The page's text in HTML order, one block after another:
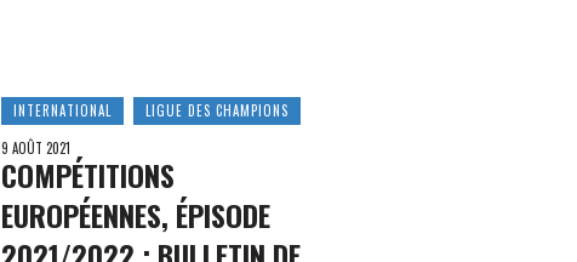
INTERNATIONAL
LIGUE DES CHAMPIONS
9 AOÛT 2021
COMPÉTITIONS
EUROPÉENNES, ÉPISODE